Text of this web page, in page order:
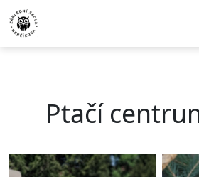
Ptačí